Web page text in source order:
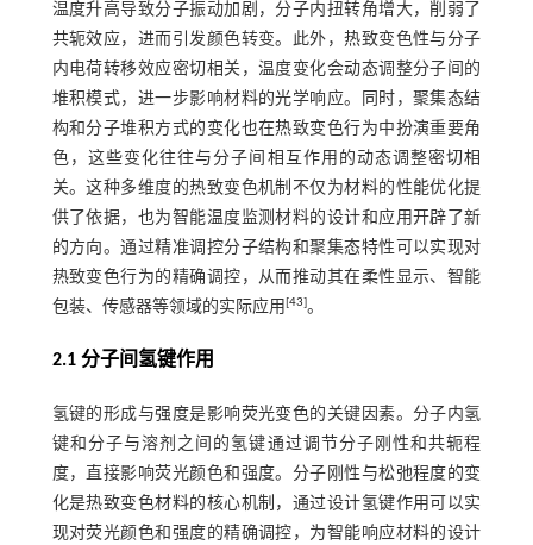
温度升高导致分子振动加剧，分子内扭转角增大，削弱了
共轭效应，进而引发颜色转变。此外，热致变色性与分子
内电荷转移效应密切相关，温度变化会动态调整分子间的
堆积模式，进一步影响材料的光学响应。同时，聚集态结
构和分子堆积方式的变化也在热致变色行为中扮演重要角
色，这些变化往往与分子间相互作用的动态调整密切相
关。这种多维度的热致变色机制不仅为材料的性能优化提
供了依据，也为智能温度监测材料的设计和应用开辟了新
的方向。通过精准调控分子结构和聚集态特性可以实现对
热致变色行为的精确调控，从而推动其在柔性显示、智能
包装、传感器等领域的实际应用 [43]。
2.1 分子间氢键作用
氢键的形成与强度是影响荧光变色的关键因素。分子内氢
键和分子与溶剂之间的氢键通过调节分子刚性和共轭程
度，直接影响荧光颜色和强度。分子刚性与松弛程度的变
化是热致变色材料的核心机制，通过设计氢键作用可以实
现对荧光颜色和强度的精确调控，为智能响应材料的设计